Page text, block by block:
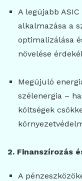
A legújabb
alkalmazása a
optimalizálása
növelése
Megújuló
szélenergia –
költségek
2. Finanszírozás
A